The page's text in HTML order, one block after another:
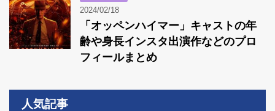
2024/02/18
「オッペンハイマー」キャストの年
齢や身長インスタ出演作などのプロ
フィールまとめ
人気記事